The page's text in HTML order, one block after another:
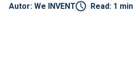
Autor: We INVENT Read: 1 min